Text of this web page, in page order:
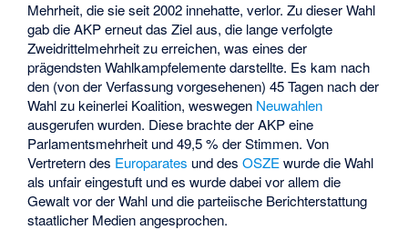
Mehrheit, die sie seit 2002 innehatte, verlor. Zu dieser Wahl
gab die AKP erneut das Ziel aus, die lange verfolgte
Zweidrittelmehrheit zu erreichen, was eines der
prägendsten Wahlkampfelemente darstellte. Es kam nach
den (von der Verfassung vorgesehenen) 45 Tagen nach der
Wahl zu keinerlei Koalition, weswegen Neuwahlen
ausgerufen wurden. Diese brachte der AKP eine
Parlamentsmehrheit und 49,5 % der Stimmen. Von
Vertretern des Europarates und desOSZE wurde die Wahl
als unfair eingestuft und es wurde dabei vor allem die
Gewalt vor der Wahl und die parteiische Berichterstattung
staatlicher Medien angesprochen.